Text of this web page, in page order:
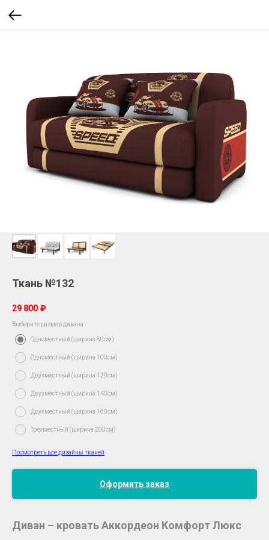
Ткань №132
29 800 ₽
Выберите размер дивана
Одноместный (ширина 80см)
Одноместный (ширина 100см)
Двухместный (ширина 120см)
Двухместный (ширина 140см)
Двухместный (ширина 160см)
Трехместный (ширина 200см)
Посмотреть все дизайны тканей
Оформить заказ
Диван – кровать Аккордеон Комфорт Люкс